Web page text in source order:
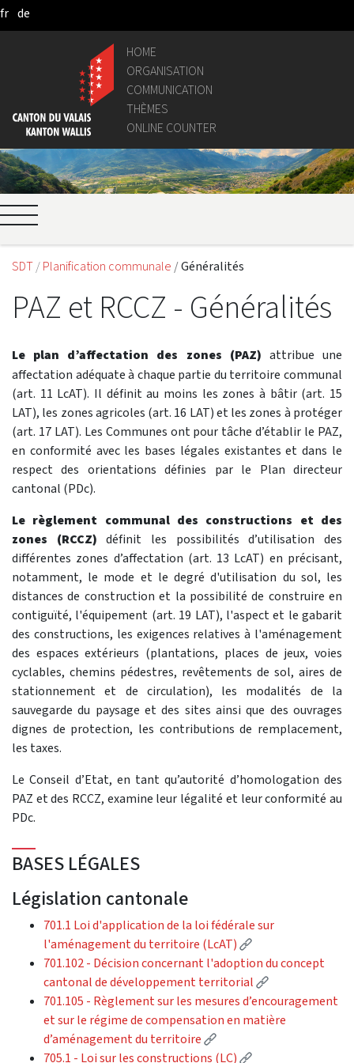
Skip to Main Content
fr de
HOME
ORGANISATION
COMMUNICATION
THÈMES
ONLINE COUNTER
SDT Planification communale Généralités
PAZ et RCCZ - Généralités
Le plan d’affectation des zones (PAZ) attribue une
affectation adéquate à chaque partie du territoire communal
(art. 11 LcAT). Il définit au moins les zones à bâtir (art. 15
LAT), les zones agricoles (art. 16 LAT) et les zones à protéger
(art. 17 LAT). Les Communes ont pour tâche d’établir le PAZ,
en conformité avec les bases légales existantes et dans le
respect des orientations définies par le Plan directeur
cantonal (PDc).
Le règlement communal des constructions et des
zones (RCCZ)définit les possibilités d’utilisation des
différentes zones d’affectation (art. 13 LcAT) en précisant,
notamment, le mode et le degré d'utilisation du sol, les
distances de construction et la possibilité de construire en
contiguïté, l'équipement (art. 19 LAT), l'aspect et le gabarit
des constructions, les exigences relatives à l'aménagement
des espaces extérieurs (plantations, places de jeux, voies
cyclables, chemins pédestres, revêtements de sol, aires de
stationnement et de circulation), les modalités de la
sauvegarde du paysage et des sites ainsi que des ouvrages
dignes de protection, les contributions de remplacement,
les taxes.
Le Conseil d’Etat, en tant qu’autorité d’homologation des
PAZ et des RCCZ, examine leur légalité et leur conformité au
PDc.
BASES LÉGALES
Législation cantonale
701.1 Loi d'application de la loi fédérale sur
l'aménagement du territoire (LcAT)
(External link)
701.102 - Décision concernant l'adoption du concept
cantonal de développement territorial
(External link)
701.105 - Règlement sur les mesures d’encouragement
et sur le régime de compensation en matière
d’aménagement du territoire
(External link)
705.1 - Loi sur les constructions (LC)
(External link)